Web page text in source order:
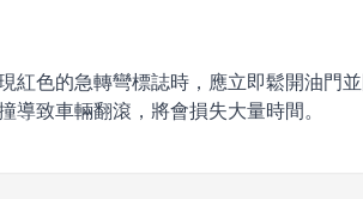
紅色的急轉彎標誌時，應立即鬆開油門
致車輛翻滾，將會損失大量時間。